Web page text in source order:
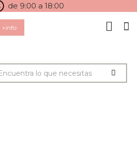
de 9:00 a 18:00
+info